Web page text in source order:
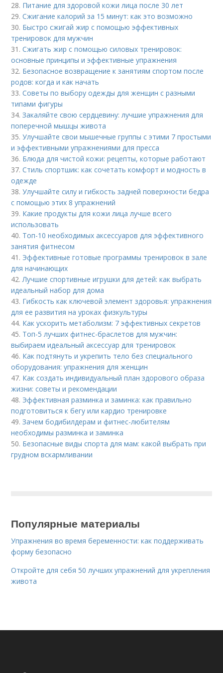
28. Питание для здоровой кожи лица после 30 лет
29.Сжигание калорий за 15 минут: как это возможно
30. Быстро сжигай жир с помощью эффективных
тренировок для мужчин
31.Сжигать жир с помощью силовых тренировок:
основные принципы и эффективные упражнения
32. Безопасное возвращение к занятиям спортом после
родов: когда и как начать
33.Советы по выбору одежды для женщин с разными
типами фигуры
34.Закаляйте свою сердцевину: лучшие упражнения для
поперечной мышцы живота
35.Улучшайте свои мышечные группы с этими 7 простыми
и эффективными упражнениями для пресса
36. Блюда для чистой кожи: рецепты, которые работают
37.Стиль спортшик: как сочетать комфорт и модность в
одежде
38.Улучшайте силу и гибкость задней поверхности бедра
с помощью этих 8 упражнений
39. Какие продукты для кожи лица лучше всего
использовать
40. Топ-10 необходимых аксессуаров для эффективного
занятия фитнесом
41. Эффективные готовые программы тренировок в зале
для начинающих
42.Лучшие спортивные игрушки для детей: как выбрать
идеальный набор для дома
43. Гибкость как ключевой элемент здоровья: упражнения
для ее развития на уроках физкультуры
44. Как ускорить метаболизм: 7 эффективных секретов
45. Топ-5 лучших фитнес-браслетов для мужчин:
выбираем идеальный аксессуар для тренировок
46. Как подтянуть и укрепить тело без специального
оборудования: упражнения для женщин
47. Как создать индивидуальный план здорового образа
жизни: советы и рекомендации
48. Эффективная разминка и заминка: как правильно
подготовиться к бегу или кардио тренировке
49.Зачем бодибилдерам и фитнес-любителям
необходимы разминка и заминка
50. Безопасные виды спорта для мам: какой выбрать при
грудном вскармливании
Популярные материалы
Упражнения во время беременности: как поддерживать
форму безопасно
Откройте для себя 50 лучших упражнений для укрепления
живота